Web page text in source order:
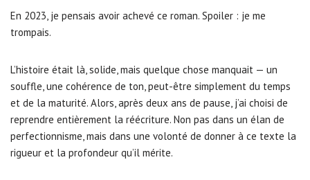
En 2023, je pensais avoir achevé ce roman. Spoiler : je me
trompais.
L’histoire était là, solide, mais quelque chose manquait — un
souffle, une cohérence de ton, peut-être simplement du temps
et de la maturité. Alors, après deux ans de pause, j’ai choisi de
reprendre entièrement la réécriture. Non pas dans un élan de
perfectionnisme, mais dans une volonté de donner à ce texte la
rigueur et la profondeur qu’il mérite.